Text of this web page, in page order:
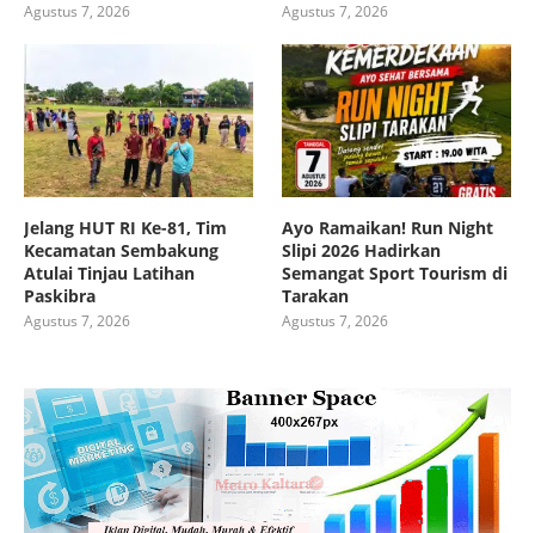
Agustus 7, 2026 Agustus 7, 2026
Jelang HUT RI Ke-81, Tim
Kecamatan Sembakung
Atulai Tinjau Latihan
Paskibra
Agustus 7, 2026
Ayo Ramaikan! Run Night
Slipi 2026 Hadirkan
Semangat Sport Tourism di
Tarakan
Agustus 7, 2026